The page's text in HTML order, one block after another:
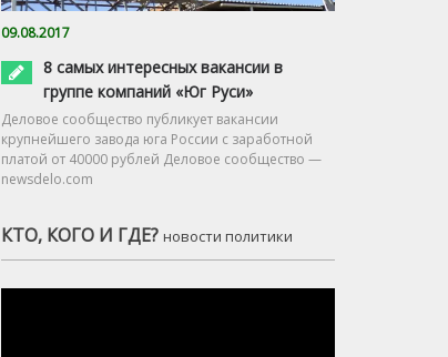
09.08.2017
8 самых интересных вакансии в
группе компаний «Юг Руси»
Деловое сообщество публикует вакансии
крупнейшего завода юга России с заработной
платой от 40000 рублей Деловое сообщество —
newsdelo.com
КТО, КОГО И ГДЕ? новости политики